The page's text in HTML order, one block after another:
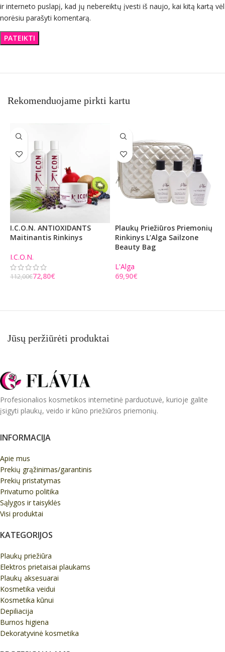
ir interneto puslapį, kad jų nebereiktų įvesti iš naujo, kai kitą kartą vėl
norėsiu parašyti komentarą.
Rekomenduojame pirkti kartu
I.C.O.N. ANTIOXIDANTS
Maitinantis Rinkinys
I.C.O.N.
112,00€72,80€
Plaukų Priežiūros Priemonių
Rinkinys L’Alga Sailzone
Beauty Bag
L'Alga
€
Jūsų peržiūrėti produktai
Profesionalios kosmetikos internetinė parduotuvė, kurioje galite
įsigyti plaukų, veido ir kūno priežiūros priemonių.
INFORMACIJA
Apie mus
Prekių grąžinimas/garantinis
Prekių pristatymas
Privatumo politika
Sąlygos ir taisyklės
Visi produktai
KATEGORIJOS
Plaukų priežiūra
Elektros prietaisai plaukams
Plaukų aksesuarai
Kosmetika veidui
Kosmetika kūnui
Depiliacija
Burnos higiena
Dekoratyvinė kosmetika